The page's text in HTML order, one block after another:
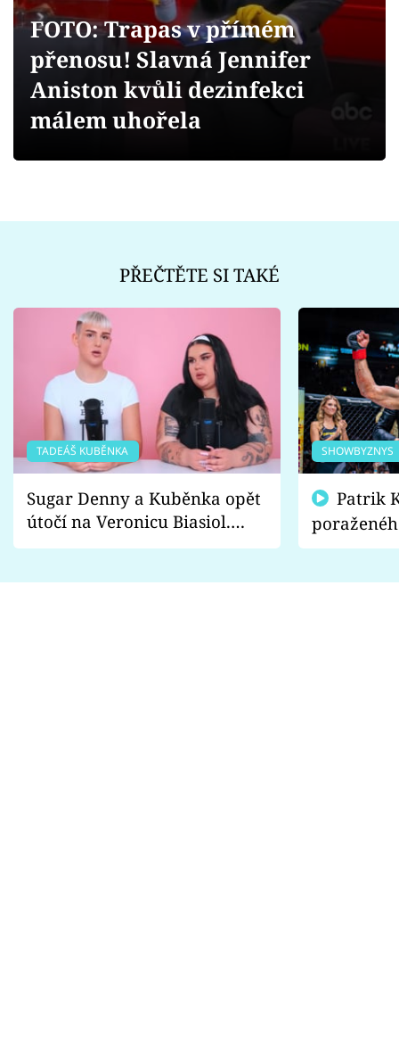
Videa
Sledujte prima+
FOTO: Trapas v přímém
přenosu! Slavná Jennifer
Aniston kvůli dezinfekci
málem uhořela
PŘEČTĚTE SI TAKÉ
TADEÁŠ KUBĚNKA
Sugar Denny a Kuběnka opět
útočí na Veronicu Biasiol.
Proč je podle nich falešná a
SHOWBYZNYS
fanoušci